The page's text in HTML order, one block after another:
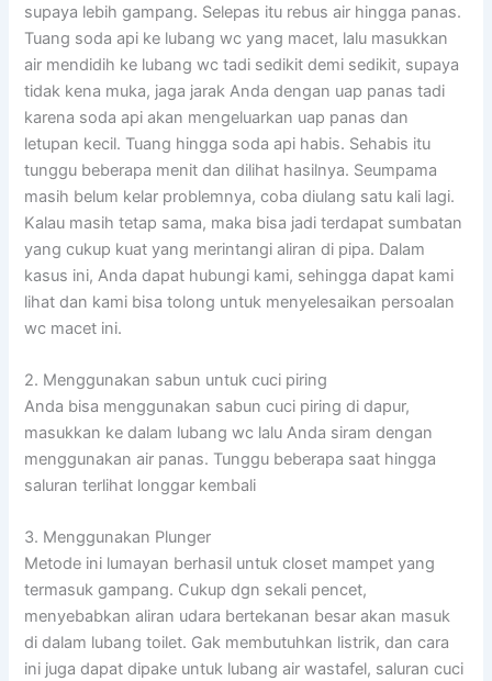
supaya lebih gampang. Selepas itu rebus air hingga panas.
Tuang soda api ke lubang wc yang macet, lalu masukkan
air mendidih ke lubang wc tadi sedikit demi sedikit, supaya
tidak kena muka, jaga jarak Anda dengan uap panas tadi
karena soda api akan mengeluarkan uap panas dan
letupan kecil. Tuang hingga soda api habis. Sehabis itu
tunggu beberapa menit dan dilihat hasilnya. Seumpama
masih belum kelar problemnya, coba diulang satu kali lagi.
Kalau masih tetap sama, maka bisa jadi terdapat sumbatan
yang cukup kuat yang merintangi aliran di pipa. Dalam
kasus ini, Anda dapat hubungi kami, sehingga dapat kami
lihat dan kami bisa tolong untuk menyelesaikan persoalan
wc macet ini.
2. Menggunakan sabun untuk cuci piring
Anda bisa menggunakan sabun cuci piring di dapur,
masukkan ke dalam lubang wc lalu Anda siram dengan
menggunakan air panas. Tunggu beberapa saat hingga
saluran terlihat longgar kembali
3. Menggunakan Plunger
Metode ini lumayan berhasil untuk closet mampet yang
termasuk gampang. Cukup dgn sekali pencet,
menyebabkan aliran udara bertekanan besar akan masuk
di dalam lubang toilet. Gak membutuhkan listrik, dan cara
ini juga dapat dipake untuk lubang air wastafel, saluran cuci